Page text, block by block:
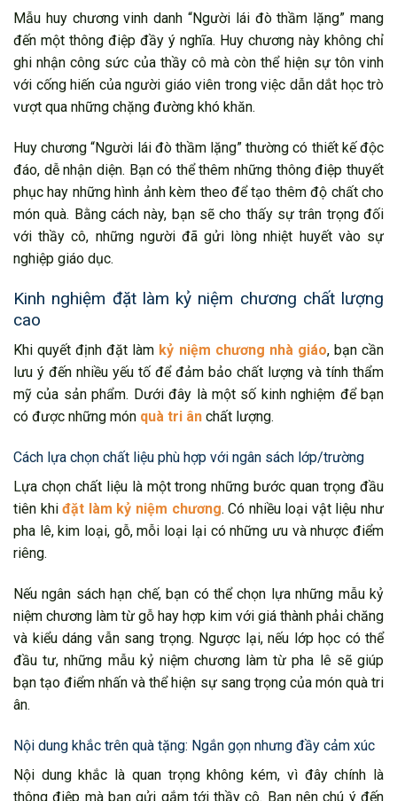
Mẫu huy chương vinh danh “Người lái đò thầm lặng” mang
đến một thông điệp đầy ý nghĩa. Huy chương này không chỉ
ghi nhận công sức của thầy cô mà còn thể hiện sự tôn vinh
với cống hiến của người giáo viên trong việc dẫn dắt học trò
vượt qua những chặng đường khó khăn.
Huy chương “Người lái đò thầm lặng” thường có thiết kế độc
đáo, dễ nhận diện. Bạn có thể thêm những thông điệp thuyết
phục hay những hình ảnh kèm theo để tạo thêm độ chất cho
món quà. Bằng cách này, bạn sẽ cho thấy sự trân trọng đối
với thầy cô, những người đã gửi lòng nhiệt huyết vào sự
nghiệp giáo dục.
Kinh nghiệm đặt làm kỷ niệm chương chất lượng
cao
Khi quyết định đặt làm kỷ niệm chương nhà giáo, bạn cần
lưu ý đến nhiều yếu tố để đảm bảo chất lượng và tính thẩm
mỹ của sản phẩm. Dưới đây là một số kinh nghiệm để bạn
có được những món quà tri ân chất lượng.
Cách lựa chọn chất liệu phù hợp với ngân sách lớp/trường
Lựa chọn chất liệu là một trong những bước quan trọng đầu
tiên khiđặt làm kỷ niệm chương. Có nhiều loại vật liệu như
pha lê, kim loại, gỗ, mỗi loại lại có những ưu và nhược điểm
riêng.
Nếu ngân sách hạn chế, bạn có thể chọn lựa những mẫu kỷ
niệm chương làm từ gỗ hay hợp kim với giá thành phải chăng
và kiểu dáng vẫn sang trọng. Ngược lại, nếu lớp học có thể
đầu tư, những mẫu kỷ niệm chương làm từ pha lê sẽ giúp
bạn tạo điểm nhấn và thể hiện sự sang trọng của món quà tri
ân.
Nội dung khắc trên quà tặng: Ngắn gọn nhưng đầy cảm xúc
Nội dung khắc là quan trọng không kém, vì đây chính là
thông điệp mà bạn gửi gắm tới thầy cô. Bạn nên chú ý đến